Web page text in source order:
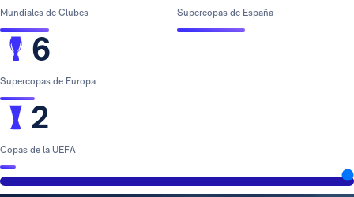
Mundiales de Clubes
6
Supercopas de Europa
2
Copas de la UEFA
Supercopas de España